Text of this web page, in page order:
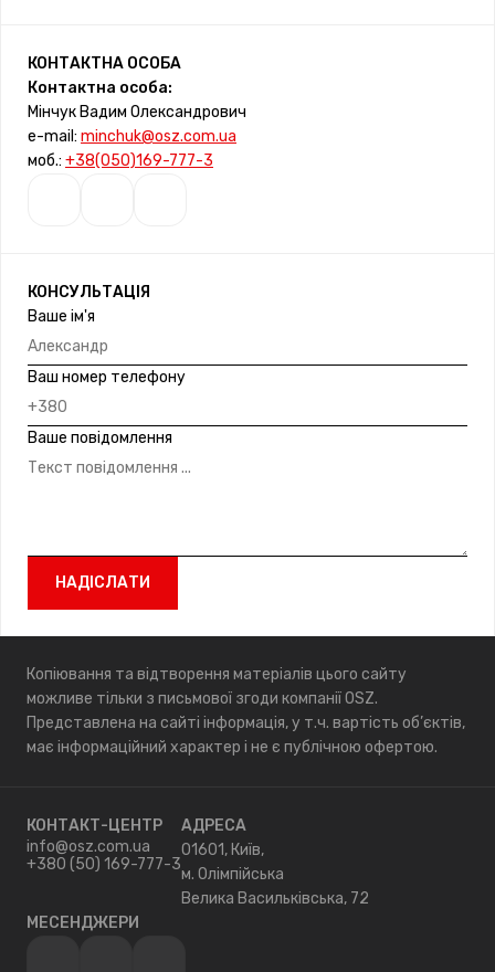
КОНТАКТНА ОСОБА
Контактна особа:
Мінчук Вадим Олександрович
e-mail: minchuk@osz.com.ua
моб.: +38(050)169-777-3
КОНСУЛЬТАЦІЯ
Ваше ім'я
Ваш номер телефону
Ваше повідомлення
Копіювання та відтворення матеріалів цього сайту
можливе тільки з письмової згоди компанії OSZ.
Представлена на сайті інформація, у т.ч. вартість об’єктів,
має інформаційний характер і не є публічною офертою.
КОНТАКТ-ЦЕНТР
info@osz.com.ua
+380 (50) 169-777-3
АДРЕСА
01601, Київ,
м. Олімпійська
Велика Васильківська, 72
МЕСЕНДЖЕРИ